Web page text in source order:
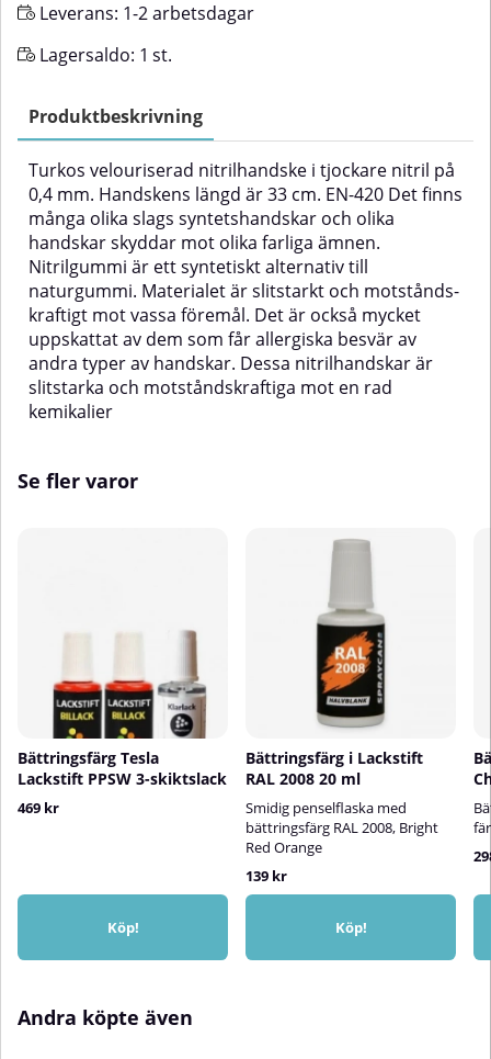
Leverans: 1-2 arbetsdagar
Lagersaldo: 1 st.
Produktbeskrivning
Turkos velouriserad nitrilhandske i tjockare nitril på
0,4 mm. Handskens längd är 33 cm. EN-420 Det finns
många olika slags syntetshandskar och olika
handskar skyddar mot olika farliga ämnen.
Nitrilgummi är ett syntetiskt alternativ till
naturgummi. Materialet är slitstarkt och motstånds-
kraftigt mot vassa föremål. Det är också mycket
uppskattat av dem som får allergiska besvär av
andra typer av handskar. Dessa nitrilhandskar är
slitstarka och motståndskraftiga mot en rad
kemikalier
Se fler varor
Bättringsfärg Tesla
Lackstift PPSW 3-skiktslack
469 kr
Köp!
Bättringsfärg i Lackstift
RAL 2008 20 ml
Smidig penselflaska med
bättringsfärg RAL 2008, Bright
Red Orange
139 kr
Köp!
Andra köpte även